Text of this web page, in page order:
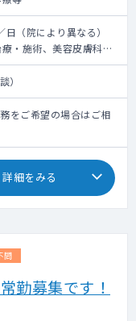
（院により異なる）
・施術、美容皮膚科診
も兼任いただきます
ご相談ください。）
カウンセラーが在籍し
術、美肌再生、鼻翼縮
スリフト、
没法、豊胸術、ボトッ
）
をご希望の場合はご相
詳細をみる
問
勤募集です！